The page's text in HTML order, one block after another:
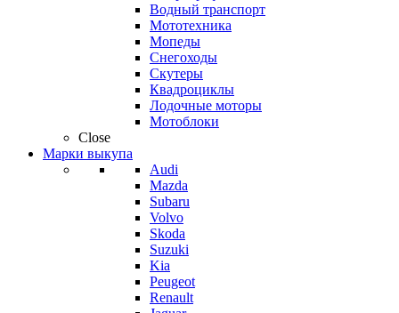
Водный транспорт
Мототехника
Мопеды
Снегоходы
Скутеры
Квадроциклы
Лодочные моторы
Мотоблоки
Close
Марки выкупа
Audi
Mazda
Subaru
Volvo
Skoda
Suzuki
Kia
Peugeot
Renault